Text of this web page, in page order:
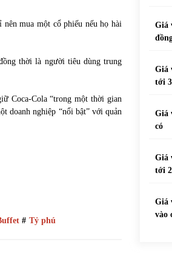
mua một cổ phiếu nếu họ hài
thời là người tiêu dùng trung
Coca-Cola “trong một thời gian
doanh nghiệp “nổi bật” với quản
# Tỷ phú
Giá
Giá
tới
Giá
có
Giá
tới
Giá
vào